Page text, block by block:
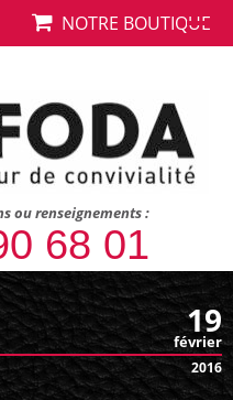
NOTRE BOUTIQUE
ou renseignements :
68 01
19
février
2016